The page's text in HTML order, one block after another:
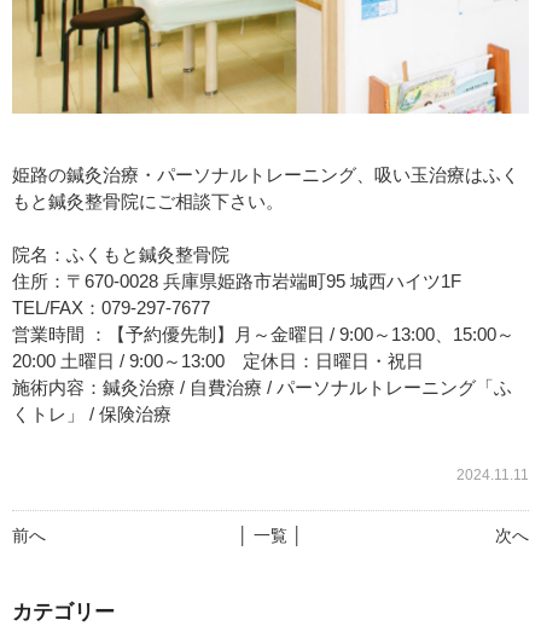
姫路の鍼灸治療・パーソナルトレーニング、吸い玉治療はふく
もと鍼灸整骨院にご相談下さい。
院名：ふくもと鍼灸整骨院
住所：〒670-0028 兵庫県姫路市岩端町95 城西ハイツ1F
TEL/FAX：079-297-7677
営業時間 ：【予約優先制】月～金曜日 / 9:00～13:00、15:00～
20:00 土曜日 / 9:00～13:00 定休日：日曜日・祝日
施術内容：鍼灸治療 / 自費治療 / パーソナルトレーニング「ふ
くトレ」 / 保険治療
2024.11.11
前へ 次へ
│ 一覧 │
カテゴリー